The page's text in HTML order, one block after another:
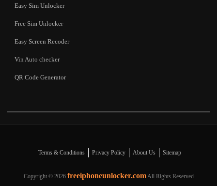
Easy Sim Unlocker
Free Sim Unlocker
Easy Screen Recoder
Vin Auto checker
QR Code Generator
Terms & Conditions Privacy Policy About Us Sitemap
Copyright © 2026 freeiphoneunlocker.comAll Rights Reserved